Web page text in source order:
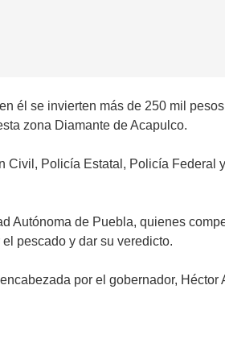
él se invierten más de 250 mil
zona Diamante de Acapulco.
Policía Estatal, Policía
de Puebla, quienes
pescado y dar su veredicto.
por el gobernador,